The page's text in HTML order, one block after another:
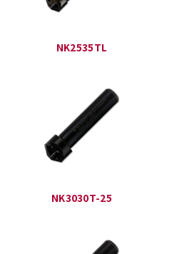
NK2535TL
NK3030T-25